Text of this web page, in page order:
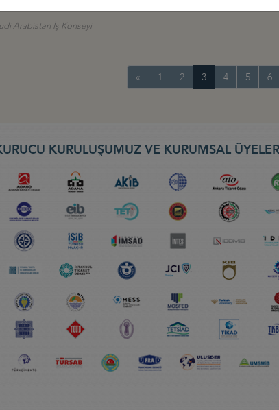
HACMİ HEDEFİ: 30 MİLYAR DOLAR
Arabistan İş Konseyi
« 1 2 3 4 5 6
KURULUŞUMUZ VE KURUMSAL